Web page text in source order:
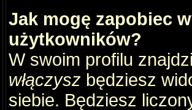
Jak mogę zapobiec
użytkowników?
W swoim profilu
włączysz będziesz
siebie. Będziesz